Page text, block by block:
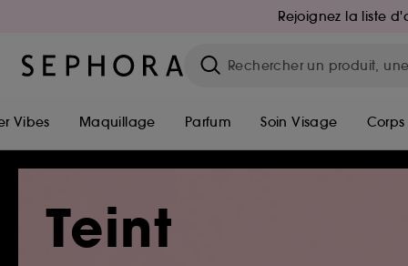
Rejoignez la liste
Vibes Maquillage Parfum Soin Visage Corps
Teint